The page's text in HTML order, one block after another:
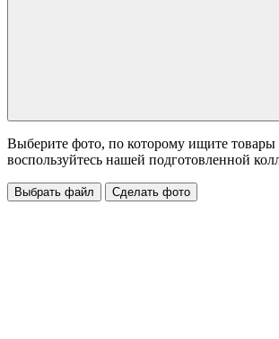
Выберите фото, по которому ищите товары
воспользуйтесь нашей подготовленной
Выбрать файл Сделать фото